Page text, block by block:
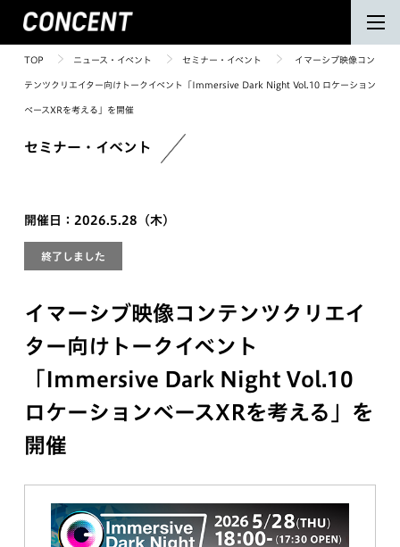
TOP ニュース・イベント セミナー・イベント イマーシブ映像コン
テンツクリエイター向けトークイベント「Immersive Dark Night Vol.10 ロケーション
ベースXRを考える」を開催
セミナー・イベント
開催日：2026.5.28（木）
終了しました
イマーシブ映像コンテンツクリエイ
ター向けトークイベント
「Immersive Dark Night Vol.10
ロケーションベースXRを考える」を
開催